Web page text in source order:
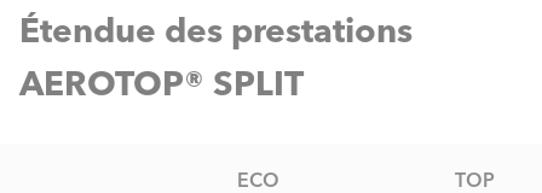
Étendue des prestations
AEROTOP® SPLIT
ECO TOP